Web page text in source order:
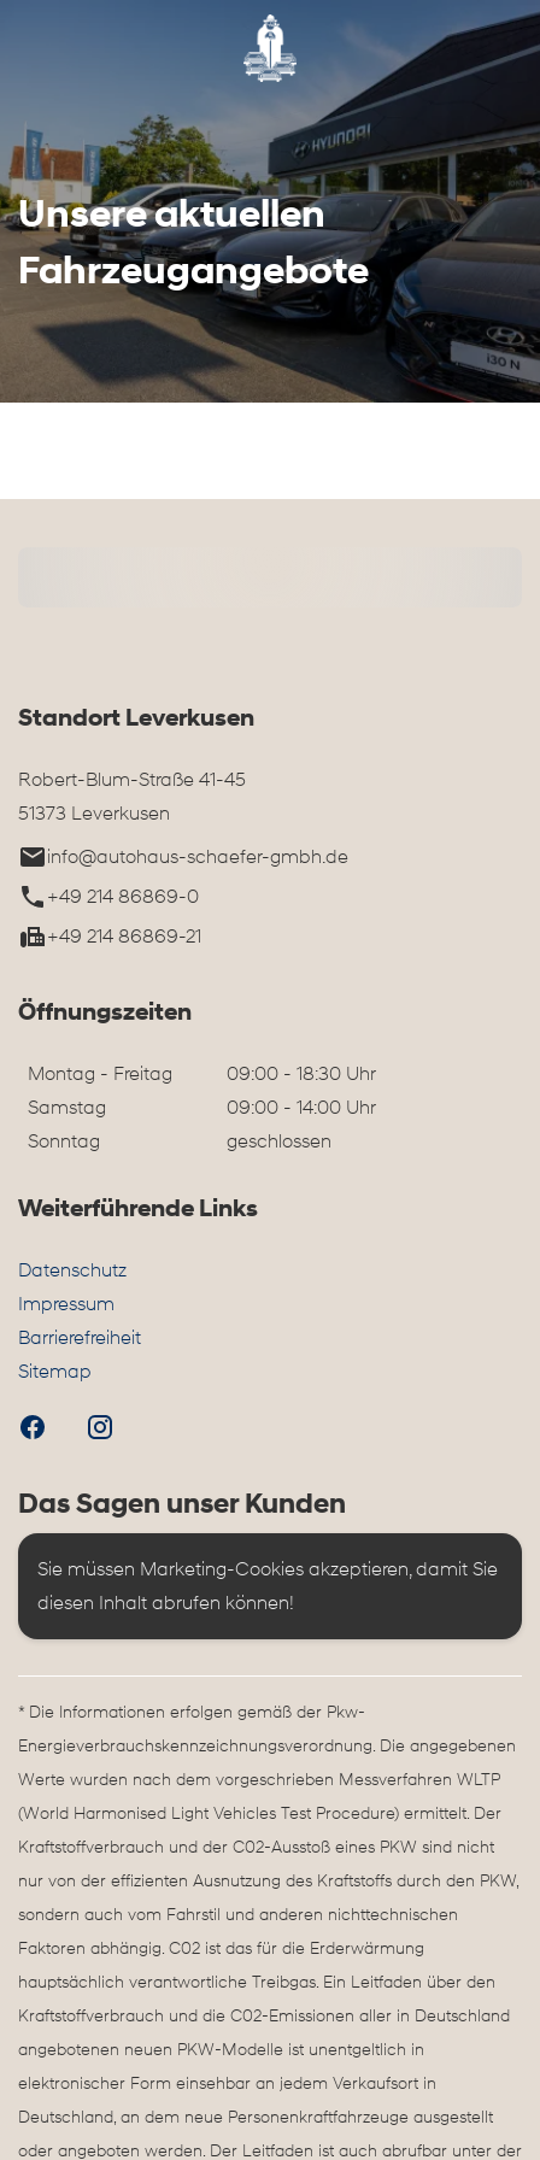
Unsere aktuellen
Fahrzeugangebote
Standort Leverkusen
Robert-Blum-Straße 41-45
51373 Leverkusen
info@autohaus-schaefer-gmbh.de
+49 214 86869-0
+49 214 86869-21
Öffnungszeiten
Montag - Freitag
09:00 - 18:30 Uhr
Samstag
09:00 - 14:00 Uhr
Sonntag
geschlossen
Weiterführende Links
Datenschutz
Impressum
Barrierefreiheit
Sitemap
Das Sagen unser Kunden
Sie müssen Marketing-Cookies akzeptieren, damit Sie
diesen Inhalt abrufen können!
* Die Informationen erfolgen gemäß der Pkw-
Energieverbrauchskennzeichnungsverordnung. Die angegebenen
Werte wurden nach dem vorgeschrieben Messverfahren WLTP
(World Harmonised Light Vehicles Test Procedure) ermittelt. Der
Kraftstoffverbrauch und der C02-Ausstoß eines PKW sind nicht
nur von der effizienten Ausnutzung des Kraftstoffs durch den PKW,
sondern auch vom Fahrstil und anderen nichttechnischen
Faktoren abhängig. C02 ist das für die Erderwärmung
hauptsächlich verantwortliche Treibgas. Ein Leitfaden über den
Kraftstoffverbrauch und die C02-Emissionen aller in Deutschland
angebotenen neuen PKW-Modelle ist unentgeltlich in
elektronischer Form einsehbar an jedem Verkaufsort in
Deutschland, an dem neue Personenkraftfahrzeuge ausgestellt
oder angeboten werden. Der Leitfaden ist auch abrufbar unter der